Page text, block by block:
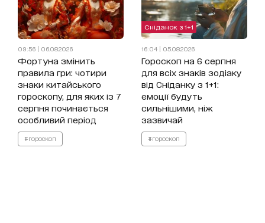
09:56 | 06.08.2026
Фортуна змінить
правила гри: чотири
знаки китайського
гороскопу, для яких із 7
серпня починається
особливий період
#гороскоп
Сніданок з 1+1
16:04 | 05.08.2026
Гороскоп на 6 серпня
для всіх знаків зодіаку
від Сніданку з 1+1:
емоції будуть
сильнішими, ніж
зазвичай
#гороскоп